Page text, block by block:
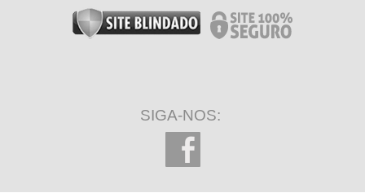
SIGA-NOS: